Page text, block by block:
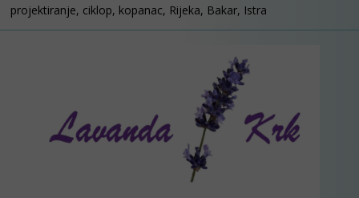
projektiranje, ciklop, kopanac, Rijeka, Bakar, Istra